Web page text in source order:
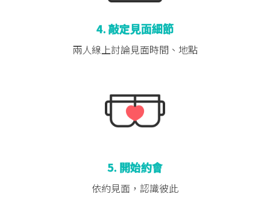
4. 敲定見面細節
兩人線上討論見面時間、地點
5. 開始約會
依約見面，認識彼此